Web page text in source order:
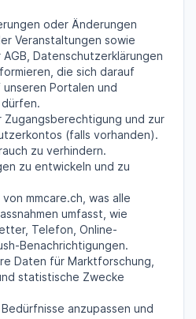
oder Änderungen
Veranstaltungen sowie
Datenschutzerklärungen
die sich darauf
Portalen und
Zugangsberechtigung und zur
(falls vorhanden).
zu verhindern.
zu entwickeln und zu
mmcare.ch, was alle
umfasst, wie
Telefon, Online-
Benachrichtigungen.
Daten für Marktforschung,
statistische Zwecke
anzupassen und